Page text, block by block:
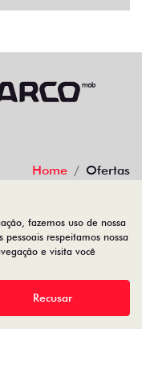
Home Ofertas
é a vida.
fazemos uso de nossa
respeitamos nossa
e visita você
Recusar